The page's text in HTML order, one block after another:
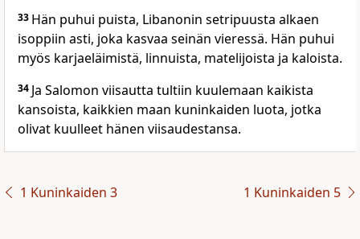
33 Hän puhui puista, Libanonin setripuusta alkaen
isoppiin asti, joka kasvaa seinän vieressä. Hän puhui
myös karjaeläimistä, linnuista, matelijoista ja kaloista.
34 Ja Salomon viisautta tultiin kuulemaan kaikista
kansoista, kaikkien maan kuninkaiden luota, jotka
olivat kuulleet hänen viisaudestansa.
1 Kuninkaiden 3 1 Kuninkaiden 5